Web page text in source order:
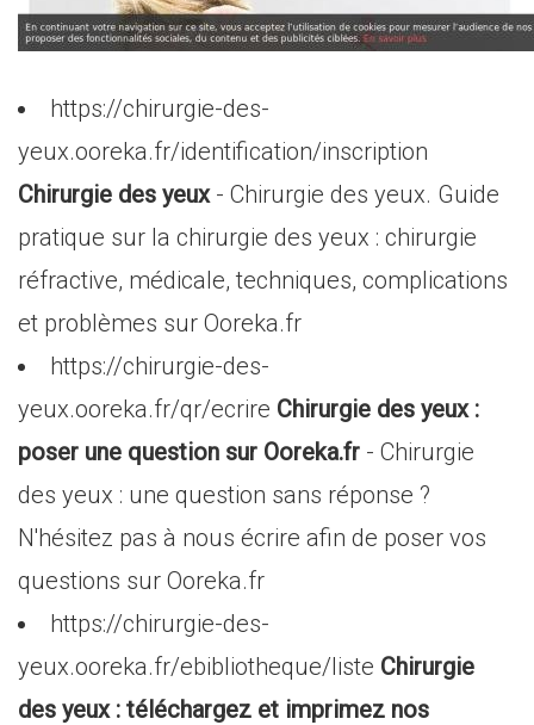
https://chirurgie-des-
yeux.ooreka.fr/identification/inscription
Chirurgie des yeux- Chirurgie des yeux. Guide
pratique sur la chirurgie des yeux : chirurgie
réfractive, médicale, techniques, complications
et problèmes sur Ooreka.fr
https://chirurgie-des-
yeux.ooreka.fr/qr/ecrire Chirurgie des yeux :
poser une question sur Ooreka.fr - Chirurgie
des yeux : une question sans réponse ?
N'hésitez pas à nous écrire afin de poser vos
questions sur Ooreka.fr
https://chirurgie-des-
yeux.ooreka.fr/ebibliotheque/liste Chirurgie
des yeux : téléchargez et imprimez nos